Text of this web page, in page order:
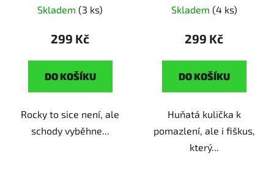
pejskaře
Skladem (3 ks)
299 Kč
DO KOŠÍKU
Rocky to sice není, ale
schody vyběhne...
králíčků
Skladem (4 ks)
299 Kč
DO KOŠÍKU
Huňatá kulička k
pomazlení, ale i fiškus,
který...